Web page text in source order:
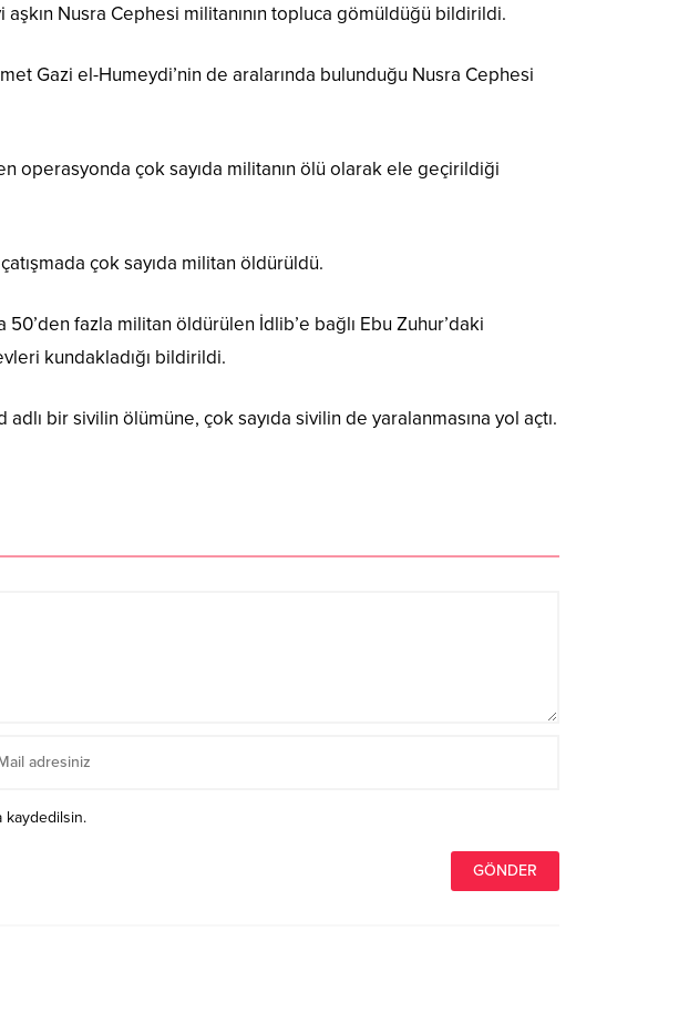
Nusra Cephesi militanının topluca gömüldüğü bildirildi.
Gazi el-Humeydi’nin de aralarında bulunduğu Nusra Cephesi
operasyonda çok sayıda militanın ölü olarak ele geçirildiği
çok sayıda militan öldürüldü.
fazla militan öldürülen İdlib’e bağlı Ebu Zuhur’daki
kundakladığı bildirildi.
bir sivilin ölümüne, çok sayıda sivilin de yaralanmasına yol açtı.
kaydedilsin.